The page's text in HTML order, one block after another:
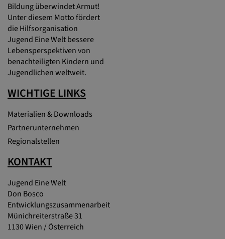
Bildung überwindet Armut!
Unter diesem Motto fördert
die Hilfsorganisation
Jugend Eine Welt bessere
Lebensperspektiven von
benachteiligten Kindern und
Jugendlichen weltweit.
WICHTIGE LINKS
Materialien & Downloads
Partnerunternehmen
Regionalstellen
KONTAKT
Jugend Eine Welt
Don Bosco
Entwicklungszusammenarbeit
Münichreiterstraße 31
1130 Wien / Österreich